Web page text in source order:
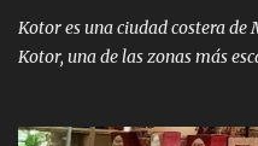
Kotor es una ciudad costera
Kotor, una de las zonas más